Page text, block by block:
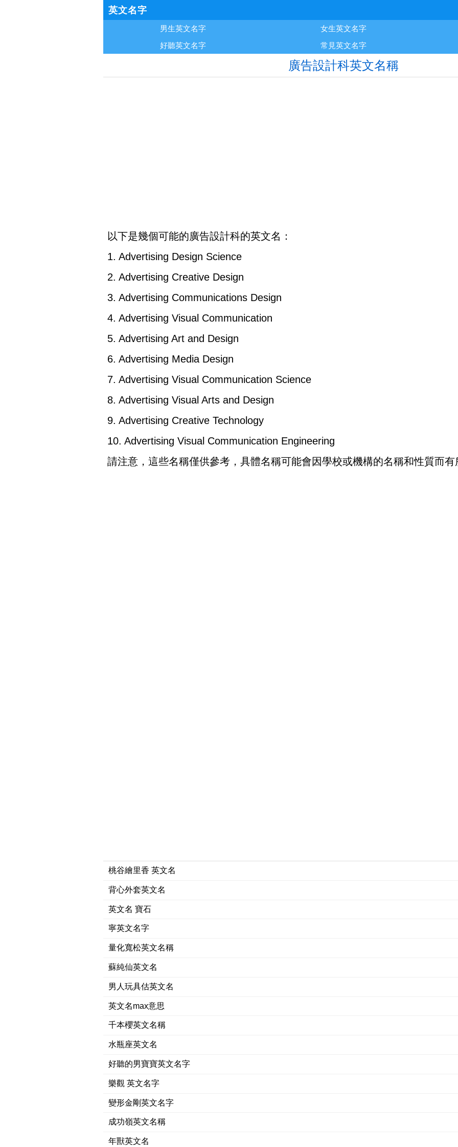
英文名字
男生英文名字
女生英文名字
好聽英文名字
常見英文名字
廣告設計科英文名稱
以下是幾個可能的廣告設計科的英文名：
1. Advertising Design Science
2. Advertising Creative Design
3. Advertising Communications Design
4. Advertising Visual Communication
5. Advertising Art and Design
6. Advertising Media Design
7. Advertising Visual Communication Science
8. Advertising Visual Arts and Design
9. Advertising Creative Technology
10. Advertising Visual Communication Engineering
請注意，這些名稱僅供參考，具體名稱可能會因學校或機構的名稱和性質而有
桃谷繪里香 英文名
背心外套英文名
英文名 寶石
寧英文名字
量化寬松英文名稱
蘇純仙英文名
男人玩具估英文名
英文名max意思
千本櫻英文名稱
水瓶座英文名
好聽的男寶寶英文名字
樂觀 英文名字
變形金剛英文名字
成功嶺英文名稱
年獸英文名